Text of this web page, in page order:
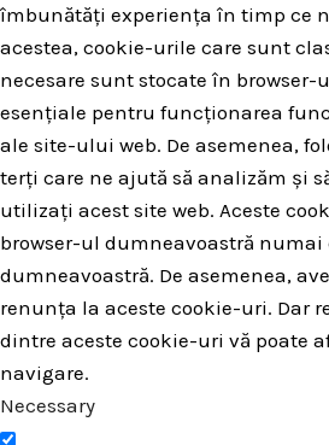
îmbunătăți experiența în timp ce
acestea, cookie-urile care sunt
necesare sunt stocate în browser-
esențiale pentru funcționarea
ale site-ului web. De asemenea,
terți care ne ajută să analizăm și
utilizați acest site web. Aceste
browser-ul dumneavoastră numai
dumneavoastră. De asemenea,
renunța la aceste cookie-uri. Dar
dintre aceste cookie-uri vă poate
navigare.
Necessary